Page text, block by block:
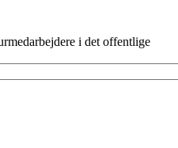
i det offentlige